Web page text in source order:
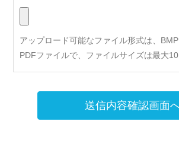
アップロード可能なファイル形式は、BMP
PDFファイルで、ファイルサイズは最大
送信内容確認画面